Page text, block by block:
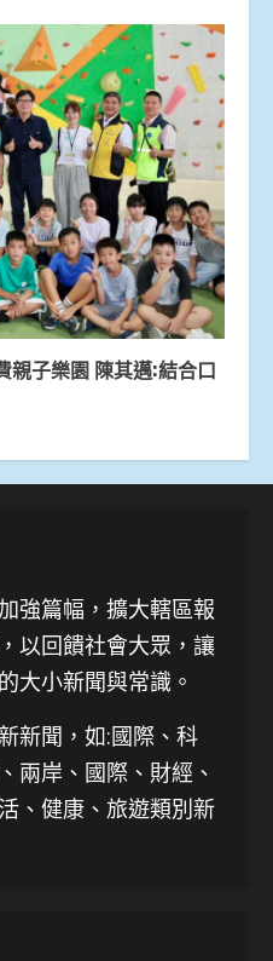
親子樂園 陳其邁:結合口
強篇幅，擴大轄區報
以回饋社會大眾，讓
大小新聞與常識。
新聞 ，如:國際、科
兩岸、國際、財經、
、健康、旅遊類別新